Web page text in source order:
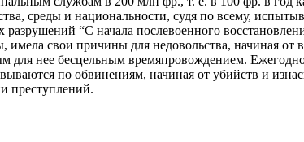
сре­ды и национальности, судя по всему,
“С начала послевоенного
имела свои причины для недо­вольства, начиная
нее бесцельным времяпровождением.
по обвинениям, начиная от убийств и
преступлений.